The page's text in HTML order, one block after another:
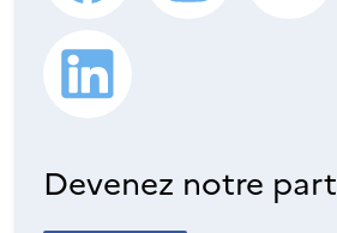
Devenez notre